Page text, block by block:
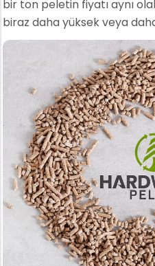
bir ton peletin fiyatı aynı
biraz daha yüksek veya